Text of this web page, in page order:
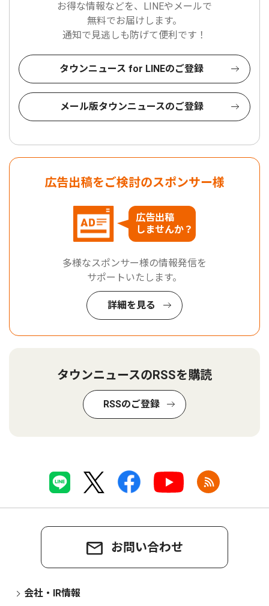
お得な情報などを、LINEやメールで
無料でお届けします。
通知で見逃しも防げて便利です！
タウンニュース for LINEのご登録
メール版タウンニュースのご登録
広告出稿をご検討のスポンサー様
広告出稿
しませんか？
多様なスポンサー様の情報発信を
サポートいたします。
詳細を見る
タウンニュースのRSSを購読
RSSのご登録
お問い合わせ
会社・IR情報